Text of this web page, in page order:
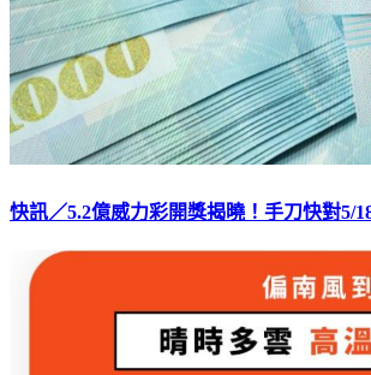
快訊／5.2億威力彩開獎揭曉！手刀快對5/